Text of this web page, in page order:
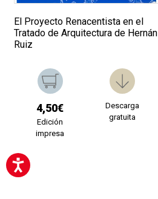
El Proyecto Renacentista en el
Tratado de Arquitectura de Hernán
Ruiz
4,50€
Edición
impresa
Descarga
gratuita